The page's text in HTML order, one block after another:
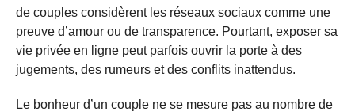
de couples considèrent les réseaux sociaux comme une
preuve d’amour ou de transparence. Pourtant, exposer sa
vie privée en ligne peut parfois ouvrir la porte à des
jugements, des rumeurs et des conflits inattendus.
Le bonheur d’un couple ne se mesure pas au nombre de